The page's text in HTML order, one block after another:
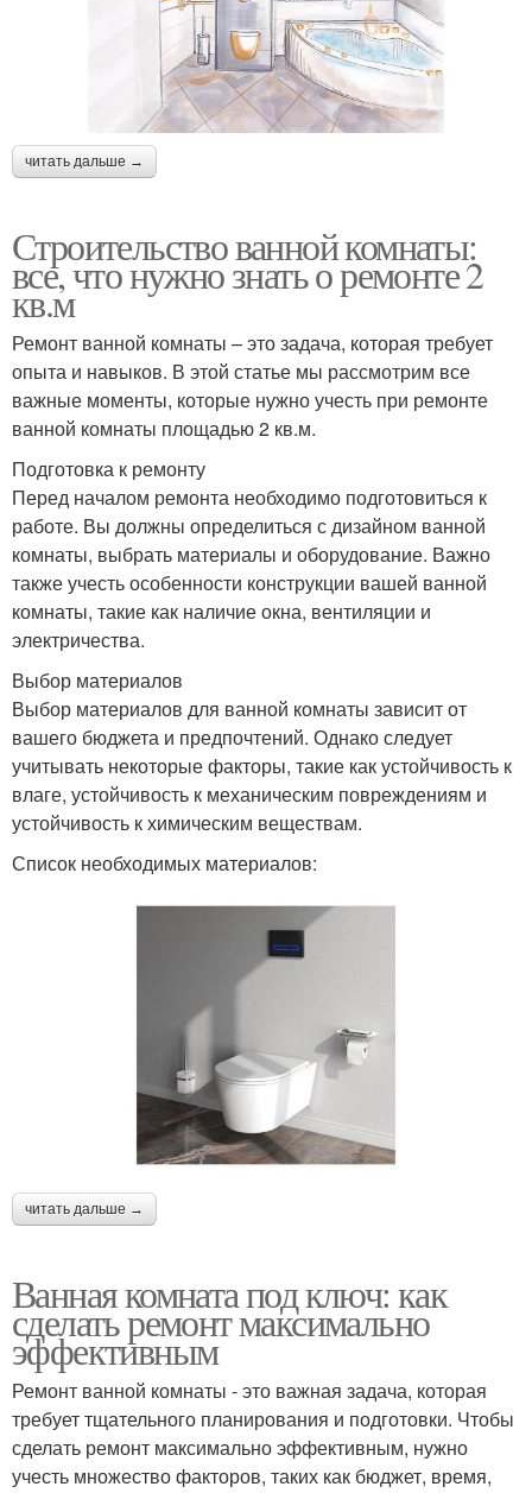
читать дальше →
Строительство ванной комнаты:
все, что нужно знать о ремонте 2
кв.м
Ремонт ванной комнаты – это задача, которая требует
опыта и навыков. В этой статье мы рассмотрим все
важные моменты, которые нужно учесть при ремонте
ванной комнаты площадью 2 кв.м.
Подготовка к ремонту
Перед началом ремонта необходимо подготовиться к
работе. Вы должны определиться с дизайном ванной
комнаты, выбрать материалы и оборудование. Важно
также учесть особенности конструкции вашей ванной
комнаты, такие как наличие окна, вентиляции и
электричества.
Выбор материалов
Выбор материалов для ванной комнаты зависит от
вашего бюджета и предпочтений. Однако следует
учитывать некоторые факторы, такие как устойчивость к
влаге, устойчивость к механическим повреждениям и
устойчивость к химическим веществам.
Список необходимых материалов:
читать дальше →
Ванная комната под ключ: как
сделать ремонт максимально
эффективным
Ремонт ванной комнаты - это важная задача, которая
требует тщательного планирования и подготовки. Чтобы
сделать ремонт максимально эффективным, нужно
учесть множество факторов, таких как бюджет, время,